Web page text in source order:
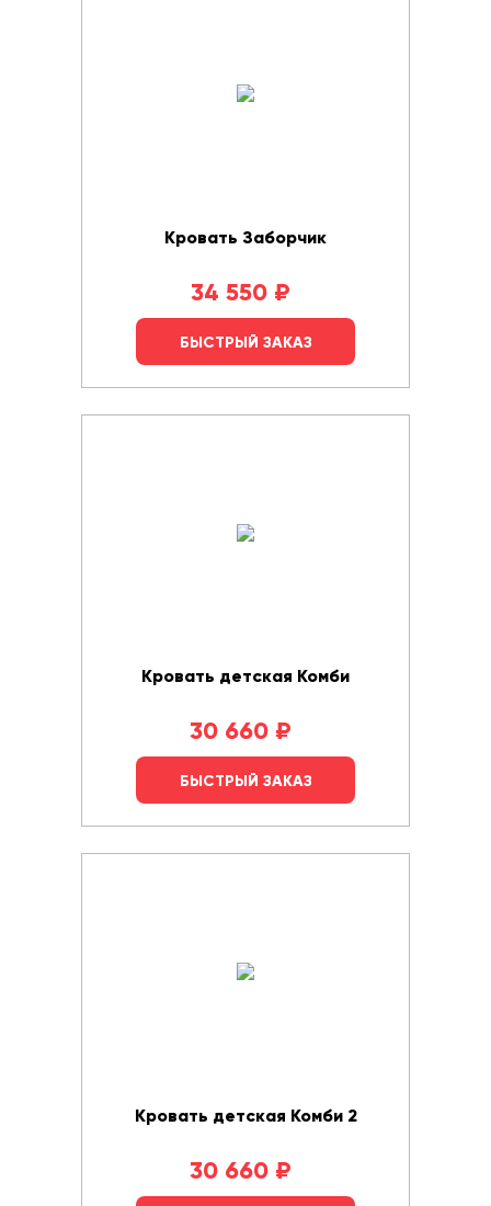
Кровать Заборчик
34 550 ₽
БЫСТРЫЙ ЗАКАЗ
Кровать детская Комби
30 660 ₽
БЫСТРЫЙ ЗАКАЗ
Кровать детская Комби 2
30 660 ₽